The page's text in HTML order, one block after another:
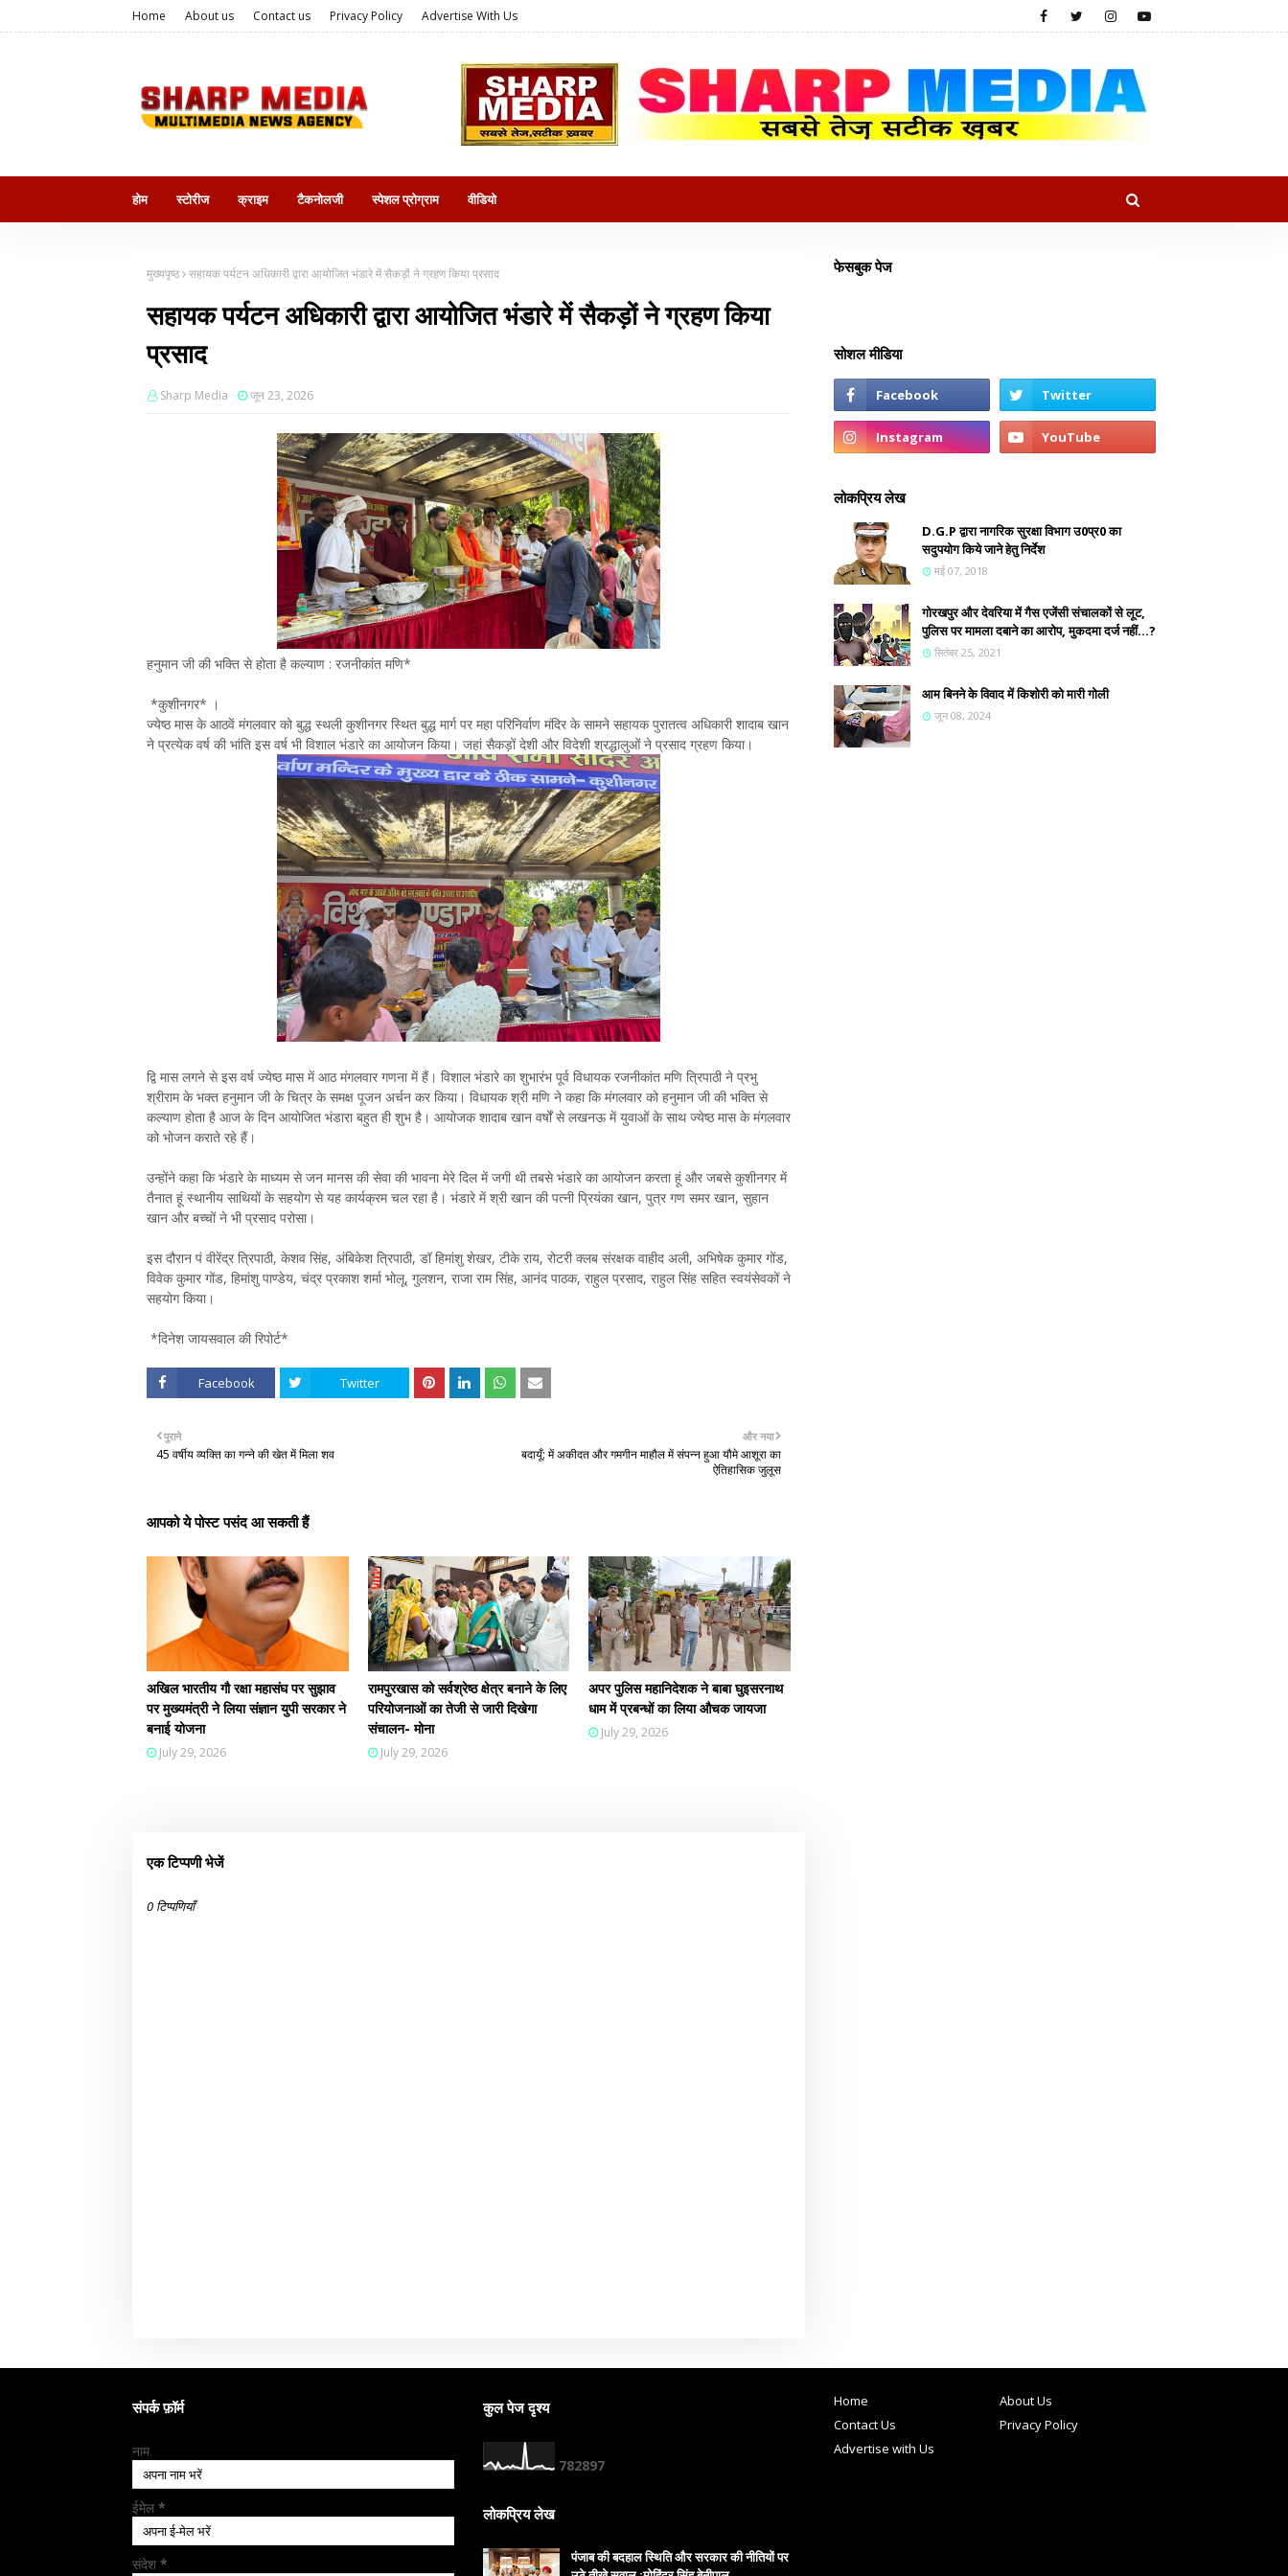
Home About us Contact us Privacy Policy Advertise With Us
होम स्टोरीज क्राइम टैकनोलजी स्पेशल प्रोग्राम वीडियो
मुख्यपृष्ठ सहायक पर्यटन अधिकारी द्वारा आयोजित भंडारे में सैकड़ों ने ग्रहण किया प्रसाद
सहायक पर्यटन अधिकारी द्वारा आयोजित भंडारे में सैकड़ों ने ग्रहण किया
प्रसाद
Sharp Media जून 23, 2026
हनुमान जी की भक्ति से होता है कल्याण : रजनीकांत मणि*
*कुशीनगर* ।
ज्येष्ठ मास के आठवें मंगलवार को बुद्ध स्थली कुशीनगर स्थित बुद्ध मार्ग पर महा परिनिर्वाण मंदिर के सामने सहायक पुरातत्व अधिकारी शादाब खान
ने प्रत्येक वर्ष की भांति इस वर्ष भी विशाल भंडारे का आयोजन किया। जहां सैकड़ों देशी और विदेशी श्रद्धालुओं ने प्रसाद ग्रहण किया।
द्वि मास लगने से इस वर्ष ज्येष्ठ मास में आठ मंगलवार गणना में हैं। विशाल भंडारे का शुभारंभ पूर्व विधायक रजनीकांत मणि त्रिपाठी ने प्रभु
श्रीराम के भक्त हनुमान जी के चित्र के समक्ष पूजन अर्चन कर किया। विधायक श्री मणि ने कहा कि मंगलवार को हनुमान जी की भक्ति से
कल्याण होता है आज के दिन आयोजित भंडारा बहुत ही शुभ है। आयोजक शादाब खान वर्षों से लखनऊ में युवाओं के साथ ज्येष्ठ मास के मंगलवार
को भोजन कराते रहे हैं।
उन्होंने कहा कि भंडारे के माध्यम से जन मानस की सेवा की भावना मेरे दिल में जगी थी तबसे भंडारे का आयोजन करता हूं और जबसे कुशीनगर में
तैनात हूं स्थानीय साथियों के सहयोग से यह कार्यक्रम चल रहा है। भंडारे में श्री खान की पत्नी प्रियंका खान, पुत्र गण समर खान, सुहान
खान और बच्चों ने भी प्रसाद परोसा।
इस दौरान पं वीरेंद्र त्रिपाठी, केशव सिंह, अंबिकेश त्रिपाठी, डॉ हिमांशु शेखर, टीके राय, रोटरी क्लब संरक्षक वाहीद अली, अभिषेक कुमार गोंड,
विवेक कुमार गोंड, हिमांशु पाण्डेय, चंद्र प्रकाश शर्मा भोलू, गुलशन, राजा राम सिंह, आनंद पाठक, राहुल प्रसाद, राहुल सिंह सहित स्वयंसेवकों ने
सहयोग किया।
*दिनेश जायसवाल की रिपोर्ट*
Facebook Twitter
और नया
बदायूँ: में अकीदत और गमगीन माहौल में संपन्न हुआ यौमे आशूरा का
ऐतिहासिक जुलूस
पुराने
45 वर्षीय व्यक्ति का गन्ने की खेत में मिला शव
आपको ये पोस्ट पसंद आ सकती हैं
अखिल भारतीय गौ रक्षा महासंघ पर सुझाव
पर मुख्यमंत्री ने लिया संज्ञान युपी सरकार ने
बनाई योजना
July 29, 2026
रामपुरखास को सर्वश्रेष्ठ क्षेत्र बनाने के लिए
परियोजनाओं का तेजी से जारी दिखेगा
संचालन- मोना
July 29, 2026
अपर पुलिस महानिदेशक ने बाबा घुइसरनाथ
धाम में प्रबन्धों का लिया औचक जायजा
July 29, 2026
एक टिप्पणी भेजें
0 टिप्पणियाँ
फेसबुक पेज
सोशल मीडिया
लोकप्रिय लेख
D.G.P द्वारा नागरिक सुरक्षा विभाग उ0प्र0 का
सदुपयोग किये जाने हेतु निर्देश
मई 07, 2018
गोरखपुर और देवरिया में गैस एजेंसी संचालकों से लूट,
पुलिस पर मामला दबाने का आरोप, मुकदमा दर्ज नहीं...?
सितंबर 25, 2021
आम बिनने के विवाद में किशोरी को मारी गोली
जून 08, 2024
संपर्क फ़ॉर्म
नाम
ईमेल *
संदेश *
कुल पेज दृश्य
782897
लोकप्रिय लेख
पंजाब की बदहाल स्थिति और सरकार की नीतियों पर
Home
About Us
Contact Us
Privacy Policy
Advertise with Us